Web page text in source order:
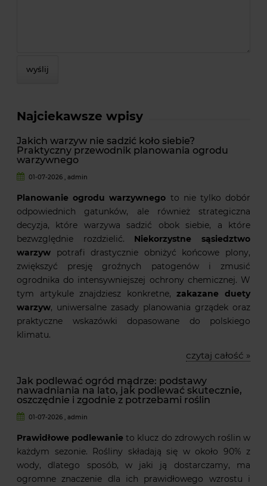
wyślij
Najciekawsze wpisy
Jakich warzyw nie sadzić koło siebie?
Praktyczny przewodnik planowania ogrodu
warzywnego
01-07-2026 , admin
Planowanie ogrodu warzywnego to nie tylko dobór
odpowiednich gatunków, ale również strategiczna
decyzja, które warzywa sadzić obok siebie, a które
bezwzględnie rozdzielić. Niekorzystne sąsiedztwo
warzyw potrafi drastycznie obniżyć końcowe plony,
zwiększyć presję groźnych patogenów i zmusić
ogrodnika do intensywniejszej ochrony chemicznej. W
tym artykule znajdziesz konkretne,zakazane duety
warzyw, uniwersalne zasady planowania grządek oraz
praktyczne wskazówki dopasowane do polskiego
klimatu.
czytaj całość »
Jak podlewać ogród mądrze: podstawy
nawadniania na lato, jak podlewać skutecznie,
oszczędnie i zgodnie z potrzebami roślin
01-07-2026 , admin
Prawidłowe podlewanie to klucz do zdrowych roślin w
każdym sezonie. Rośliny składają się w około 90% z
wody, dlatego sposób, w jaki ją dostarczamy, ma
ogromne znaczenie dla ich prawidłowego wzrostu i